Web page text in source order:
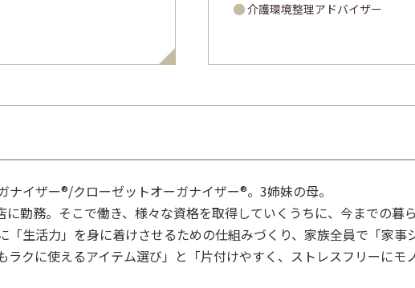
介護環境整理アドバイザー
ナイザー®/クローゼットオーガナイザー®。3姉妹の母。
に勤務。そこで働き、様々な資格を取得していくうちに、今までの暮
「生活力」を身に着けさせるための仕組みづくり、家族全員で「家事
ラクに使えるアイテム選び」と「片付けやすく、ストレスフリーにモ